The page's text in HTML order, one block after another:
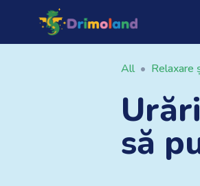
All • Relaxare
să